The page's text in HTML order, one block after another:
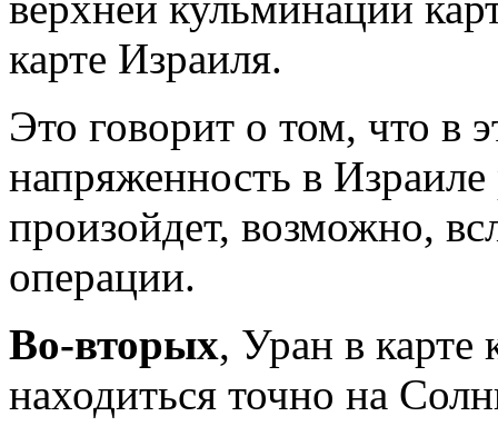
карте Израиля.
Это говорит о том, что в
напряженность в Израиле
произойдет, возможно,
операции.
Во-вторых, Уран в карте
находиться точно на